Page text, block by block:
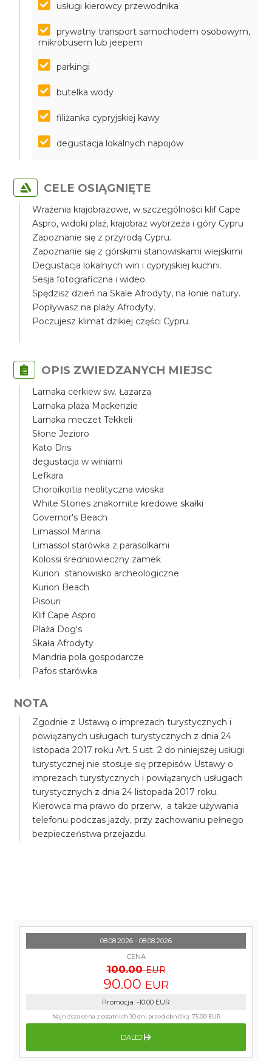
usługi kierowcy przewodnika
prywatny transport samochodem osobowym,
mikrobusem lub jeepem
parkingi
butelka wody
filiżanka cypryjskiej kawy
degustacja lokalnych napojów
CELE OSIĄGNIĘTE
Wrażenia krajobrazowe, w szczególności klif Cape
Aspro, widoki plaż, krajobraz wybrzeża i góry Cypru
Zapoznanie się z przyrodą Cypru.
Zapoznanie się z górskimi stanowiskami wiejskimi
Degustacja lokalnych win i cypryjskiej kuchni.
Sesja fotograficzna i wideo.
Spędzisz dzień na Skale Afrodyty, na łonie natury.
Popływasz na plaży Afrodyty.
Poczujesz klimat dzikiej części Cypru.
OPIS ZWIEDZANYCH MIEJSC
Larnaka cerkiew św. Łazarza
Larnaka plaża Mackenzie
Larnaka meczet Tekkeli
Słone Jezioro
Kato Dris
degustacja w winiarni
Lefkara
Choroikoitia neolityczna wioska
White Stones znakomite kredowe skałki
Governor's Beach
Limassol Marina
Limassol starówka z parasolkami
Kolossi średniowieczny zamek
Kurion stanowisko archeologiczne
Kurion Beach
Pisouri
Klif Cape Aspro
Plaża Dog's
Skała Afrodyty
Mandria pola gospodarcze
Pafos starówka
NOTA
Zgodnie z Ustawą o imprezach turystycznych i
powiązanych usługach turystycznych z dnia 24
listopada 2017 roku Art. 5 ust. 2 do niniejszej usługi
turystycznej nie stosuje się przepisów Ustawy o
imprezach turystycznych i powiązanych usługach
turystycznych z dnia 24 listopada 2017 roku.
Kierowca ma prawo do przerw, a także używania
telefonu podczas jazdy, przy zachowaniu pełnego
bezpieczeństwa przejazdu.
08.08.2026 - 08.08.2026
CENA
100.00 EUR
90.00 EUR
Promocja: -10.00 EUR
Najniższa cena z ostatnich 30 dni przed obniżką:75.00 EUR
DALEJ